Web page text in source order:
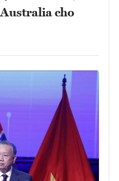
cho